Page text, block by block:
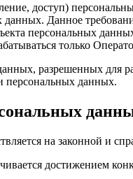
доступ)
данных. Данное
персональных
только
разрешенных для
персональных данных.
на законной и
достижением